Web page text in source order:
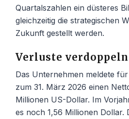
Quartalszahlen ein düsteres
gleichzeitig die strategischen
Zukunft gestellt werden.
Verluste
Das Unternehmen meldete
zum 31. März 2026 einen
Millionen US-Dollar. Im
es noch 1,56 Millionen Dollar.